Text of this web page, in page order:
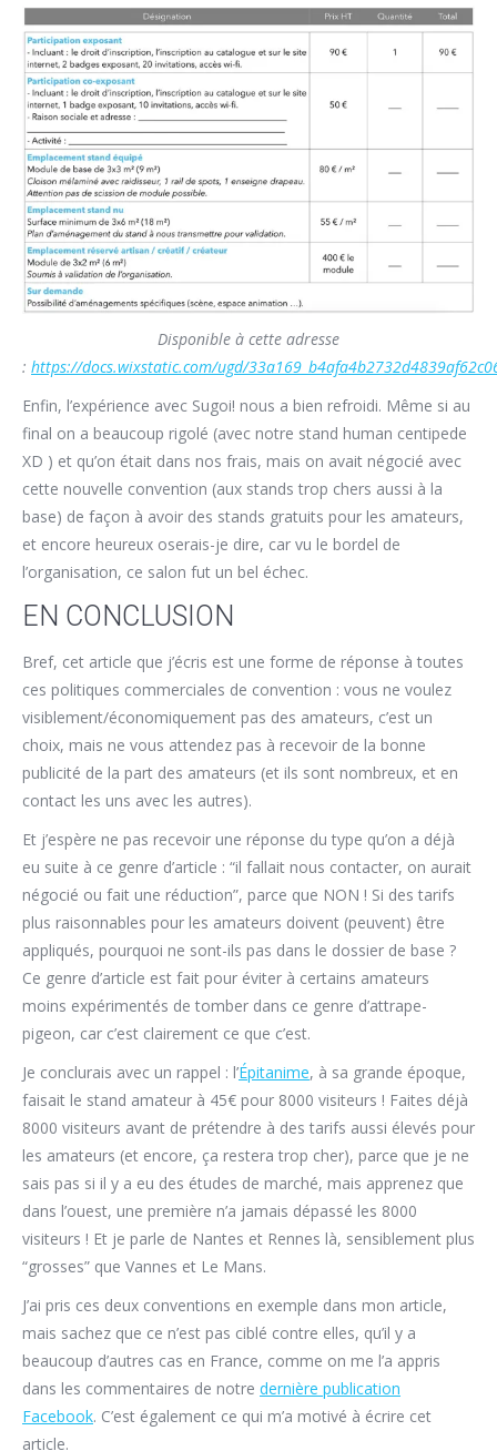
Disponible à cette adresse
: https://docs.wixstatic.com/ugd/
Enfin, l’expérience avec Sugoi! nous a bien refroidi. Même si au
final on a beaucoup rigolé (avec notre stand human centipede
XD ) et qu’on était dans nos frais, mais on avait négocié avec
cette nouvelle convention (aux stands trop chers aussi à la
base) de façon à avoir des stands gratuits pour les amateurs,
et encore heureux oserais-je dire, car vu le bordel de
l’organisation, ce salon fut un bel échec.
EN CONCLUSION
Bref, cet article que j’écris est une forme de réponse à toutes
ces politiques commerciales de convention : vous ne voulez
visiblement/économiquement pas des amateurs, c’est un
choix, mais ne vous attendez pas à recevoir de la bonne
publicité de la part des amateurs (et ils sont nombreux, et en
contact les uns avec les autres).
Et j’espère ne pas recevoir une réponse du type qu’on a déjà
eu suite à ce genre d’article : “il fallait nous contacter, on aurait
négocié ou fait une réduction”, parce que NON ! Si des tarifs
plus raisonnables pour les amateurs doivent (peuvent) être
appliqués, pourquoi ne sont-ils pas dans le dossier de base ?
Ce genre d’article est fait pour éviter à certains amateurs
moins expérimentés de tomber dans ce genre d’attrape-
pigeon, car c’est clairement ce que c’est.
Je conclurais avec un rappel : l’Épitanime, à sa grande époque,
faisait le stand amateur à 45€ pour 8000 visiteurs ! Faites déjà
8000 visiteurs avant de prétendre à des tarifs aussi élevés pour
les amateurs (et encore, ça restera trop cher), parce que je ne
sais pas si il y a eu des études de marché, mais apprenez que
dans l’ouest, une première n’a jamais dépassé les 8000
visiteurs ! Et je parle de Nantes et Rennes là, sensiblement plus
“grosses” que Vannes et Le Mans.
J’ai pris ces deux conventions en exemple dans mon article,
mais sachez que ce n’est pas ciblé contre elles, qu’il y a
beaucoup d’autres cas en France, comme on me l’a appris
dans les commentaires de notre dernière publication
Facebook. C’est également ce qui m’a motivé à écrire cet
article.